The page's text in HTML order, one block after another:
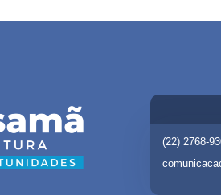
(22) 2768-